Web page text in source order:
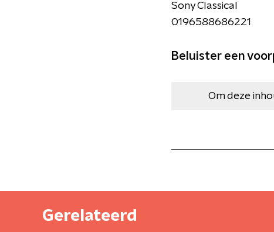
Sony Classical
0196588686221
Beluister een
Om deze
Gerelateerd